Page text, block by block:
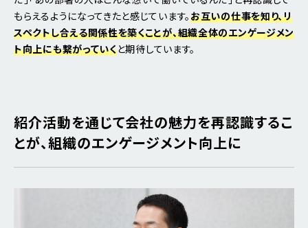
もらえるようになってきたと感じています。お互いの仕事を知り、リ
スペクトし合える関係性を築くことが、組織全体のエンゲージメン
ト向上にも繋がっていくと期待しています。
紹介活動を通じて会社の魅力を再認識するこ
とが、組織のエンゲージメント向上に